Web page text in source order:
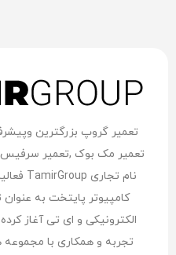
تعمیر گروپ بزرگترین
تعمیر مک بوک ,تعمیر سرفیس ,
کامپیوتر پایتخت به
الکترونیکی و ای تی آغاز
تجربه و همکاری با